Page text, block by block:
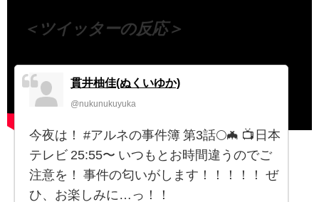
＜ツイッターの反応＞
貫井柚佳(ぬくいゆか)
@nukunukuyuka
今夜は！ #アルネの事件簿 第3話🌕🦇 📺日本
テレビ 25:55〜 いつもとお時間違うのでご
注意を！ 事件の匂いがします！！！！！ ぜ
ひ、お楽しみに…っ！！